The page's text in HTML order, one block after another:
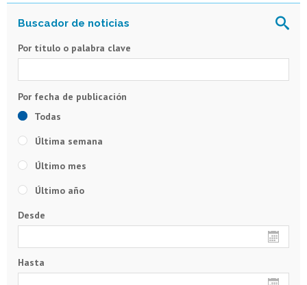
Por título o palabra clave
Todas
Última semana
Último mes
Último año
Desde
Hasta